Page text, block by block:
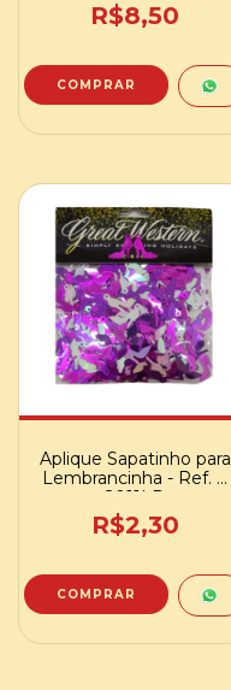
R$8,50
Aplique Sapatinho para
Lembrancinha - Ref. F
2011LP
R$2,30